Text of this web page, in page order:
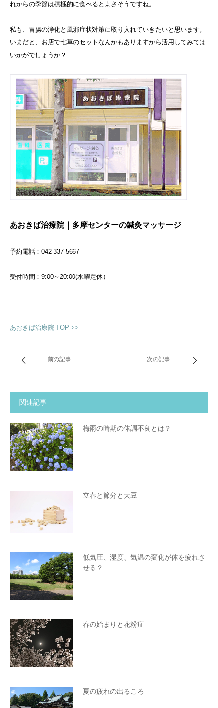
れからの季節は積極的に食べるとよさそうですね。
私も、胃腸の浄化と風邪症状対策に取り入れていきたいと思います。
いまだと、お店で七草のセットなんかもありますから活用してみては
いかがでしょうか？
あおきば治療院｜多摩センターの鍼灸マッサージ
予約電話：042-337-5667
受付時間：9:00～20:00(水曜定休）
あおきば治療院 TOP >>
前の記事 次の記事
関連記事
梅雨の時期の体調不良とは？
立春と節分と大豆
低気圧、湿度、気温の変化が体を疲れさ
せる？
春の始まりと花粉症
夏の疲れの出るころ